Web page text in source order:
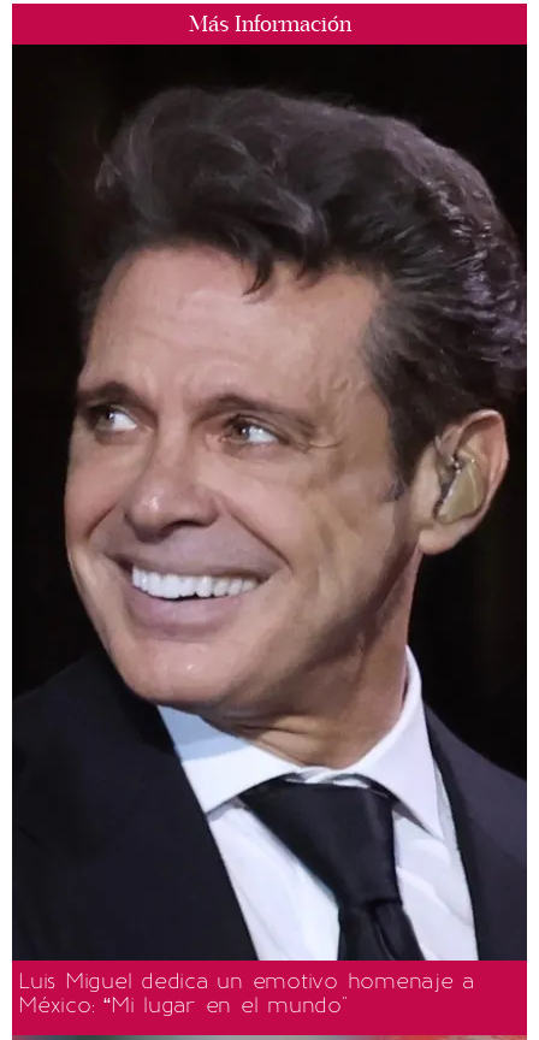
Más Información
Luis Miguel dedica un emotivo homenaje a
México: “Mi lugar en el mundo"